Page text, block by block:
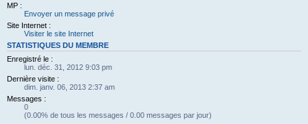
MP :
Envoyer un message privé
Site Internet :
Visiter le site Internet
STATISTIQUES DU MEMBRE
Enregistré le :
lun. déc. 31, 2012 9:03 pm
Dernière visite :
dim. janv. 06, 2013 2:37 am
Messages :
0
(0.00% de tous les messages / 0.00 messages par jour)